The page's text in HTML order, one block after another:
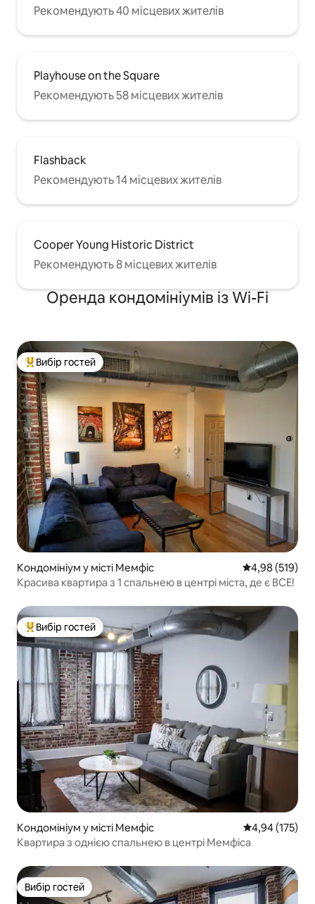
Рекомендують 40 місцевих жителів
Playhouse on the Square
Рекомендують 58 місцевих жителів
Flashback
Рекомендують 14 місцевих жителів
Cooper Young Historic District
Рекомендують 8 місцевих жителів
Оренда кондомініумів із Wi-Fi
Топ вибір гостей
Вибір гостей
Кондомініум у місті Мемфіс Середня
4,98 (519)
Красива квартира з 1 спальнею в центрі міста, де є ВСЕ!
Топ вибір гостей
Вибір гостей
Кондомініум у місті Мемфіс Середня
4,94 (175)
Квартира з однією спальнею в центрі Мемфіса
Вибір гостей
Вибір гостей